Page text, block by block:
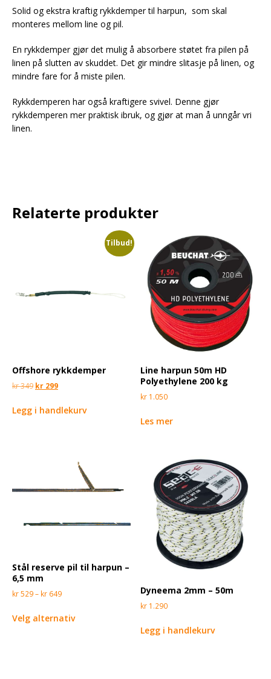
Solid og ekstra kraftig rykkdemper til harpun, som skal
monteres mellom line og pil.
En rykkdemper gjør det mulig å absorbere støtet fra pilen på
linen på slutten av skuddet. Det gir mindre slitasje på linen, og
mindre fare for å miste pilen.
Rykkdemperen har også kraftigere svivel. Denne gjør
rykkdemperen mer praktisk ibruk, og gjør at man å unngår vri
linen.
Relaterte produkter
Tilbud!
Offshore rykkdemper
kr349 kr 299
Legg i handlekurv
Line harpun 50m HD
Polyethylene 200 kg
kr 1.050
Les mer
Stål reserve pil til harpun –
6,5 mm
kr529– kr 649
Velg alternativ
Dyneema 2mm – 50m
kr 1.290
Legg i handlekurv